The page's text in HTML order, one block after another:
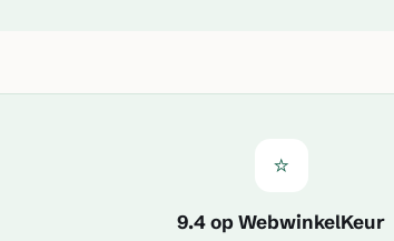
⭐
9.4 op WebwinkelKeur